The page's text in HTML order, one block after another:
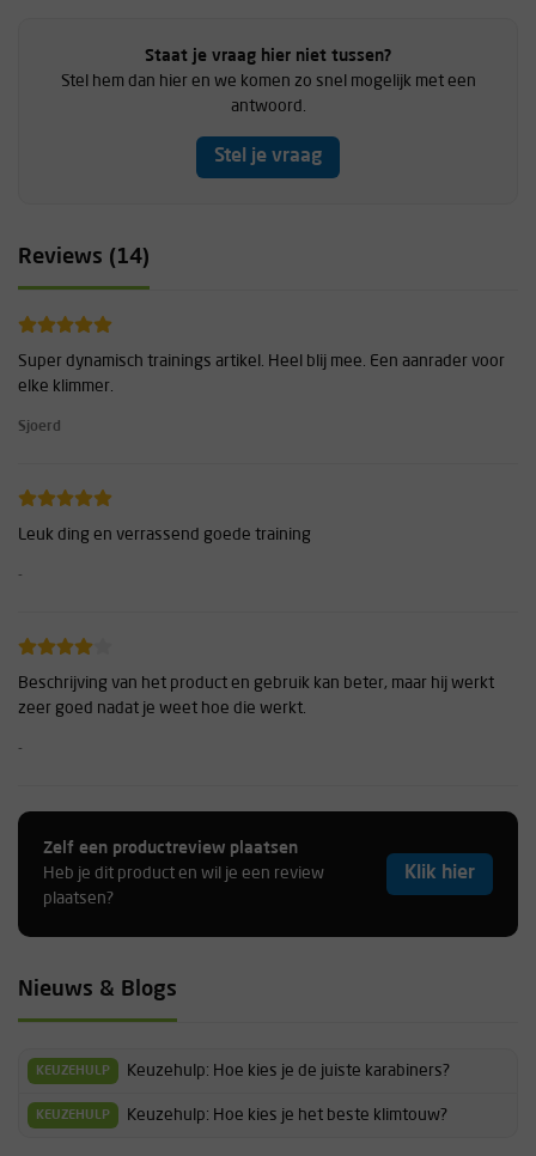
Staat je vraag hier niet tussen?
Stel hem dan hier en we komen zo snel mogelijk met een
antwoord.
Stel je vraag
Reviews (14)
Super dynamisch trainings artikel. Heel blij mee. Een aanrader voor
elke klimmer.
Sjoerd
Leuk ding en verrassend goede training
-
Beschrijving van het product en gebruik kan beter, maar hij werkt
zeer goed nadat je weet hoe die werkt.
-
Prima product om je kracht te ontwikkelen. Je moet alleen ff je/de
draai vinden.
basis hand en arm training.\nIk werd verrast door de kracht welke
opgebouwd wordt.
Zelf een productreview plaatsen
Heb je dit product en wil je een review
plaatsen?
Klik hier
Nieuws & Blogs
KEUZEHULP Keuzehulp: Hoe kies je de juiste karabiners?
KEUZEHULP Keuzehulp: Hoe kies je het beste klimtouw?